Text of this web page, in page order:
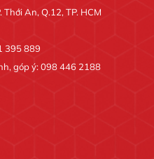
An, Q.12, TP. HCM
395 889
góp ý: 098 446 2188